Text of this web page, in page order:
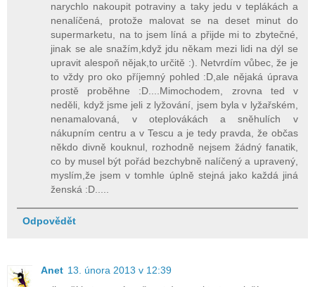
narychlo nakoupit potraviny a taky jedu v teplákách a
nenalíčená, protože malovat se na deset minut do
supermarketu, na to jsem líná a přijde mi to zbytečné,
jinak se ale snažím,když jdu někam mezi lidi na dýl se
upravit alespoň nějak,to určitě :). Netvrdím vůbec, že je
to vždy pro oko příjemný pohled :D,ale nějaká úprava
prostě proběhne :D....Mimochodem, zrovna ted v
neděli, když jsme jeli z lyžování, jsem byla v lyžařském,
nenamalovaná, v oteplovákách a sněhulích v
nákupním centru a v Tescu a je tedy pravda, že občas
někdo divně kouknul, rozhodně nejsem žádný fanatik,
co by musel být pořád bezchybně nalíčený a upravený,
myslím,že jsem v tomhle úplně stejná jako každá jiná
ženská :D.....
Odpovědět
Anet 13. února 2013 v 12:39